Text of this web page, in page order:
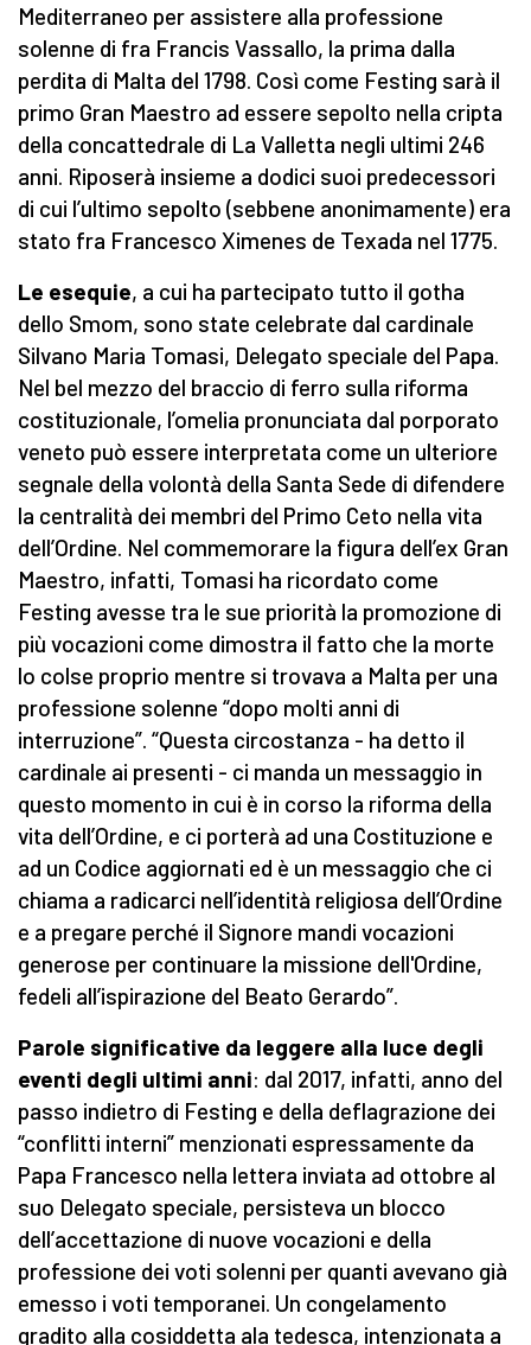
Mediterraneo per assistere alla professione
solenne di fra Francis Vassallo, la prima dalla
perdita di Malta del 1798. Così come Festing sarà il
primo Gran Maestro ad essere sepolto nella cripta
della concattedrale di La Valletta negli ultimi 246
anni. Riposerà insieme a dodici suoi predecessori
di cui l’ultimo sepolto (sebbene anonimamente) era
stato fra Francesco Ximenes de Texada nel 1775.
Le esequie, a cui ha partecipato tutto il gotha
dello Smom, sono state celebrate dal cardinale
Silvano Maria Tomasi, Delegato speciale del Papa.
Nel bel mezzo del braccio di ferro sulla riforma
costituzionale, l’omelia pronunciata dal porporato
veneto può essere interpretata come un ulteriore
segnale della volontà della Santa Sede di difendere
la centralità dei membri del Primo Ceto nella vita
dell’Ordine. Nel commemorare la figura dell’ex Gran
Maestro, infatti, Tomasi ha ricordato come
Festing avesse tra le sue priorità la promozione di
più vocazioni come dimostra il fatto che la morte
lo colse proprio mentre si trovava a Malta per una
professione solenne “dopo molti anni di
interruzione”. “Questa circostanza - ha detto il
cardinale ai presenti - ci manda un messaggio in
questo momento in cui è in corso la riforma della
vita dell’Ordine, e ci porterà ad una Costituzione e
ad un Codice aggiornati ed è un messaggio che ci
chiama a radicarci nell’identità religiosa dell’Ordine
e a pregare perché il Signore mandi vocazioni
generose per continuare la missione dell'Ordine,
fedeli all’ispirazione del Beato Gerardo”.
Parole significative da leggere alla luce degli
eventi degli ultimi anni: dal 2017, infatti, anno del
passo indietro di Festing e della deflagrazione dei
“conflitti interni” menzionati espressamente da
Papa Francesco nella lettera inviata ad ottobre al
suo Delegato speciale, persisteva un blocco
dell’accettazione di nuove vocazioni e della
professione dei voti solenni per quanti avevano già
emesso i voti temporanei. Un congelamento
gradito alla cosiddetta ala tedesca, intenzionata a